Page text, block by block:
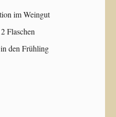
im Weingut
Flaschen
den Frühling